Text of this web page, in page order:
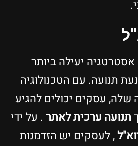
אסטרטגיה יעילה ביותר
תנועה. עם הטכנולוגיה
עסקים יכולים להגיע
תנועה ערכית לאתר . על ידי
, לעסקים יש הזדמנות